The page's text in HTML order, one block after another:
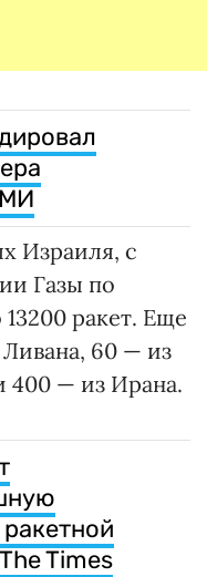
Израиля, с
Газы по
ракет. Еще
60 — из
400 — из Ирана.
Times